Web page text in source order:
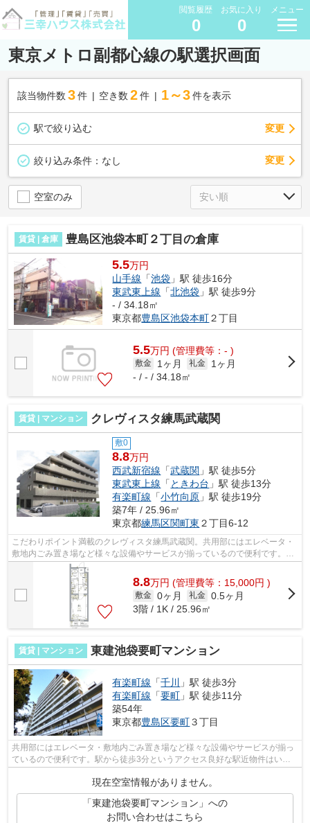
閲覧履歴
0
お気に入り
0
メニュー
東京メトロ副都心線の駅選択画面
該当物件数 3件 空き数 2 件 1～3 件を表示
駅で絞り込む 変更
絞り込み条件： なし 変更
空室のみ
賃貸 | 倉庫 豊島区池袋本町２丁目の倉庫
5.5万円
山手線 「池袋 」駅 徒歩16分
東武東上線 「北池袋 」駅 徒歩9分
- / 34.18㎡
東京都豊島区池袋本町２丁目
5.5万円 (管理費等：- )
敷金 1ヶ月 礼金
1ヶ月
- / - / 34.18㎡
賃貸 | マンション クレヴィスタ練馬武蔵関
敷0
8.8万円
西武新宿線 「武蔵関 」駅 徒歩5分
東武東上線 「 ときわ台 」駅 徒歩13分
有楽町線 「小竹向原 」駅 徒歩19分
築7年 / 25.96㎡
東京都練馬区関町東 ２丁目6-12
こだわりポイント満載のクレヴィスタ練馬武蔵関。共用部にはエレベータ・
敷地内ごみ置き場など様々な設備やサービスが揃っているので便利です。外
見から個性があふれる、デザイナーズ...
8.8万円 (管理費等：15,000円 )
敷金 0ヶ月 礼金 0.5ヶ月
3階 / 1K / 25.96㎡
賃貸 | マンション 東建池袋要町マンション
有楽町線 「千川
」駅 徒歩3分
有楽町線 「要町 」駅 徒歩11分
築54年
東京都豊島区要町３丁目
共用部にはエレベータ・敷地内ごみ置き場など様々な設備やサービスが揃っ
ているので便利です。駅から徒歩3分というアクセス良好な駅近物件はいか
現在空室情報がありません。
「東建池袋要町マンション」への
お問い合わせはこちら